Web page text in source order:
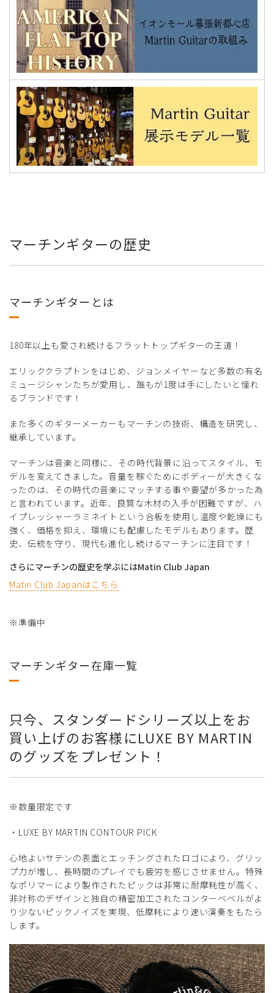
マーチンギターの歴史
マーチンギターとは
180年以上も愛され続けるフラットトップギターの王道！
エリッククラプトンをはじめ、ジョンメイヤーなど多数の有名
ミュージシャンたちが愛用し、誰もが1度は手にしたいと憧れ
るブランドです！
また多くのギターメーカーもマーチンの技術、構造を研究し、
継承しています。
マーチンは音楽と同様に、その時代背景に沿ってスタイル、モ
デルを変えてきました。音量を稼ぐためにボディーが大きくな
ったのは、その時代の音楽にマッチする事や要望が多かった為
と言われています。近年、良質な木材の入手が困難ですが、ハ
イプレッシャーラミネイトという合板を使用し温度や乾燥にも
強く、価格を抑え、環境にも配慮したモデルもあります。歴
史、伝統を守り、現代も進化し続けるマーチンに注目です！
さらにマーチンの歴史を学ぶにはMatin Club Japan
Matin Club Japanはこちら
※準備中
マーチンギター在庫一覧
只今、スタンダードシリーズ以上をお
買い上げのお客様にLUXE BY MARTIN
のグッズをプレゼント！
※数量限定です
・LUXE BY MARTIN CONTOUR PICK
心地よいサテンの表面とエッチングされたロゴにより、グリッ
プ力が増し、長時間のプレイでも疲労を感じさせません。特殊
なポリマーにより製作されたピックは非常に耐摩耗性が高く、
非対称のデザインと独自の精密加工されたコンターベベルがよ
り少ないピックノイズを実現、低摩耗により速い演奏をもたら
します。